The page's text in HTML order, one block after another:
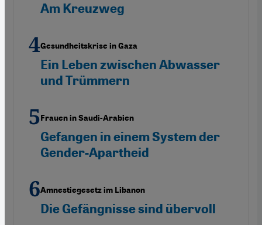
Am Kreuzweg
Gesundheitskrise in Gaza
Ein Leben zwischen Abwasser
und Trümmern
Frauen in Saudi-Arabien
Gefangen in einem System der
Gender-Apartheid
Amnestiegesetz im Libanon
Die Gefängnisse sind übervoll